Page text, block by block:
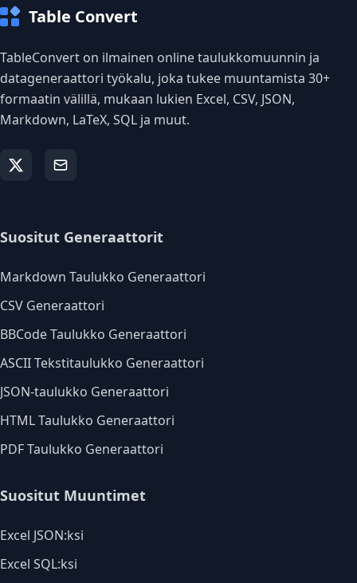
Table Convert
TableConvert on ilmainen online taulukkomuunnin ja
datageneraattori työkalu, joka tukee muuntamista 30+
formaatin välillä, mukaan lukien Excel, CSV, JSON,
Markdown, LaTeX, SQL ja muut.
Suositut Generaattorit
Markdown Taulukko Generaattori
CSV Generaattori
BBCode Taulukko Generaattori
ASCII Tekstitaulukko Generaattori
JSON-taulukko Generaattori
HTML Taulukko Generaattori
PDF Taulukko Generaattori
Suositut Muuntimet
Excel JSON:ksi
Excel SQL:ksi